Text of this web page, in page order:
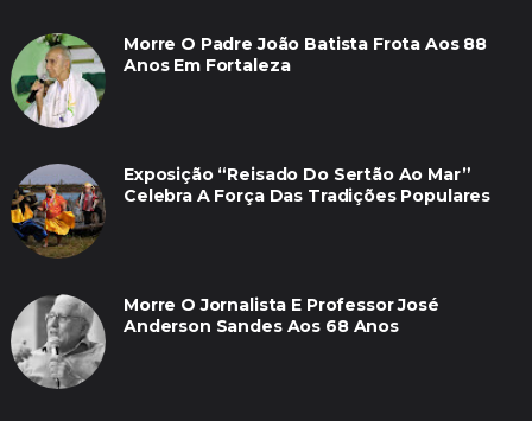
Morre O Padre João Batista Frota Aos 88
Anos Em Fortaleza
Exposição “Reisado Do Sertão Ao Mar”
Celebra A Força Das Tradições Populares
Morre O Jornalista E Professor José
Anderson Sandes Aos 68 Anos